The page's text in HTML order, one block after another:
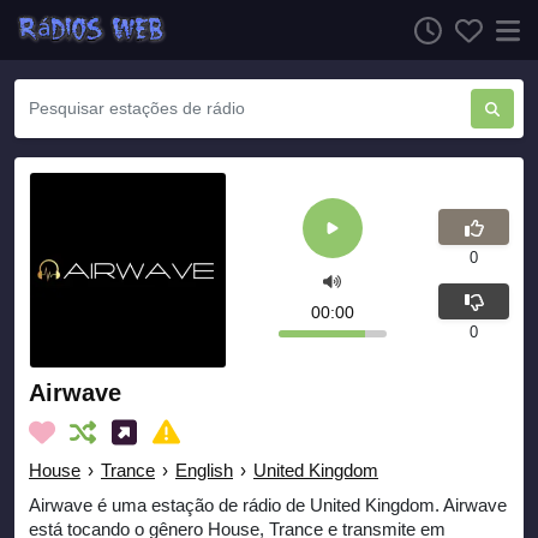
Airwave
House › Trance › English › United Kingdom
Airwave é uma estação de rádio de United Kingdom. Airwave
está tocando o gênero House, Trance e transmite em
00:00
0
0